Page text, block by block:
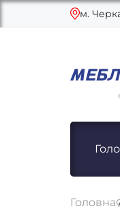
м.
Головна